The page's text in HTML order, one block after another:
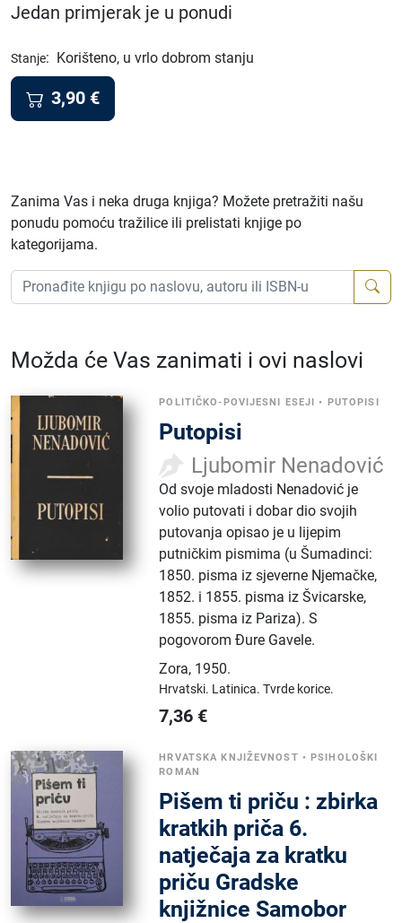
Jedan primjerak je u ponudi
Stanje: Korišteno, u vrlo dobrom stanju
3,90 €
Zanima Vas i neka druga knjiga? Možete pretražiti našu
ponudu pomoću tražilice ili prelistati knjige po
kategorijama.
Možda će Vas zanimati i ovi naslovi
POLITIČKO-POVIJESNI ESEJI • PUTOPISI
Putopisi
Ljubomir Nenadović
Od svoje mladosti Nenadović je
volio putovati i dobar dio svojih
putovanja opisao je u lijepim
putničkim pismima (u Šumadinci:
1850. pisma iz sjeverne Njemačke,
1852. i 1855. pisma iz Švicarske,
1855. pisma iz Pariza). S
pogovorom Đure Gavele.
Zora, 1950.
Hrvatski. Latinica.Tvrde korice.
7,36 €
HRVATSKA KNJIŽEVNOST •PSIHOLOŠKI
ROMAN
Pišem ti priču : zbirka
kratkih priča 6.
natječaja za kratku
priču Gradske
knjižnice Samobor